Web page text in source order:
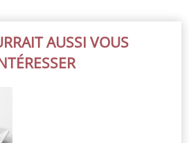
AUSSI VOUS